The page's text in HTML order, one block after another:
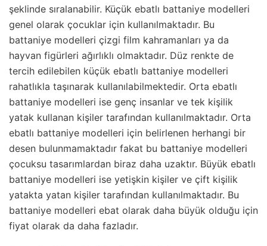
şeklinde sıralanabilir. Küçük ebatlı battaniye modelleri
genel olarak çocuklar için kullanılmaktadır. Bu
battaniye modelleri çizgi film kahramanları ya da
hayvan figürleri ağırlıklı olmaktadır. Düz renkte de
tercih edilebilen küçük ebatlı battaniye modelleri
rahatlıkla taşınarak kullanılabilmektedir. Orta ebatlı
battaniye modelleri ise genç insanlar ve tek kişilik
yatak kullanan kişiler tarafından kullanılmaktadır. Orta
ebatlı battaniye modelleri için belirlenen herhangi bir
desen bulunmamaktadır fakat bu battaniye modelleri
çocuksu tasarımlardan biraz daha uzaktır. Büyük ebatlı
battaniye modelleri ise yetişkin kişiler ve çift kişilik
yatakta yatan kişiler tarafından kullanılmaktadır. Bu
battaniye modelleri ebat olarak daha büyük olduğu için
fiyat olarak da daha fazladır.